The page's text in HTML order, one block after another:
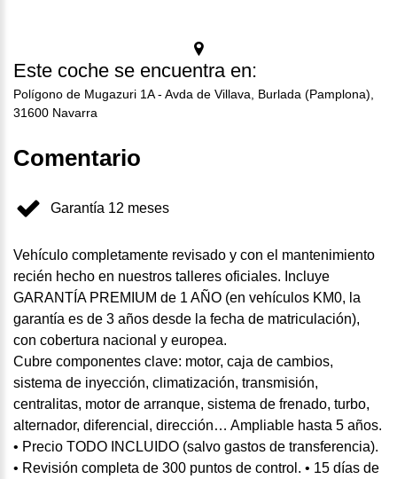
Este coche se encuentra en:
Polígono de Mugazuri 1A - Avda de Villava, Burlada (Pamplona),
31600 Navarra
Comentario
Garantía 12 meses
Vehículo completamente revisado y con el mantenimiento
recién hecho en nuestros talleres oficiales. Incluye
GARANTÍA PREMIUM de 1 AÑO (en vehículos KM0, la
garantía es de 3 años desde la fecha de matriculación),
con cobertura nacional y europea.
Cubre componentes clave: motor, caja de cambios,
sistema de inyección, climatización, transmisión,
centralitas, motor de arranque, sistema de frenado, turbo,
alternador, diferencial, dirección… Ampliable hasta 5 años.
• Precio TODO INCLUIDO (salvo gastos de transferencia).
• Revisión completa de 300 puntos de control. • 15 días de